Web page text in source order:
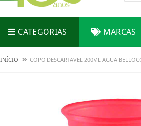
CATEGORIAS MARCAS
INÍCIO COPO DESCARTAVEL 200ML AGUA